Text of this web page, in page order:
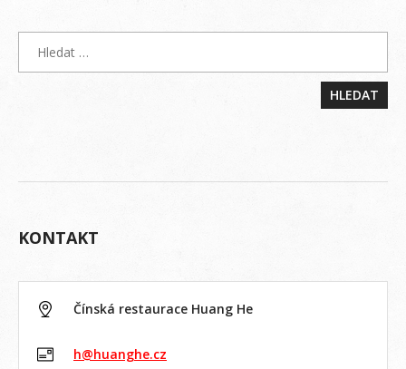
KONTAKT
Čínská restaurace Huang He
h@huanghe.cz